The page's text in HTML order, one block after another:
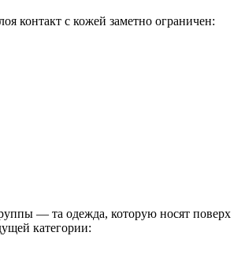
контакт с кожей заметно ограничен:
— та одежда, которую носят поверх
категории: